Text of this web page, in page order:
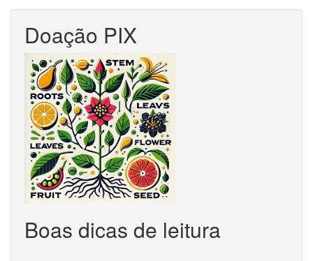
Doação PIX
Boas dicas de leitura